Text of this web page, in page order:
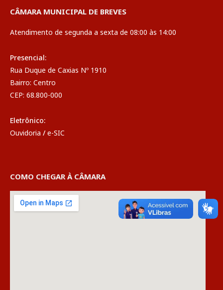
CÂMARA MUNICIPAL DE BREVES
Atendimento de segunda a sexta de 08:00 às 14:00
Presencial:
Rua Duque de Caxias Nº 1910
Bairro: Centro
CEP: 68.800-000
Eletrônico:
Ouvidoria / e-SIC
COMO CHEGAR À CÂMARA